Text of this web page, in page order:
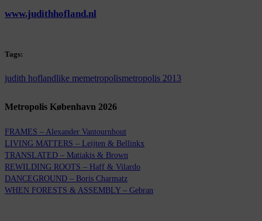
www.judithhofland.nl
Tags:
judith hoflandlike memetropolismetropolis 2013
Metropolis København 2026
FRAMES – Alexander Vantournhout
LIVING MATTERS – Leijten & Bellinkx
TRANSLATED – Matiakis & Brown
REWILDING ROOTS – Haff & Vilardo
DANCEGROUND – Boris Charmatz
WHEN FORESTS & ASSEMBLY – Gebran